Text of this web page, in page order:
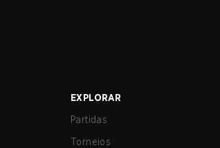
EXPLORAR
Partidas
Torneios